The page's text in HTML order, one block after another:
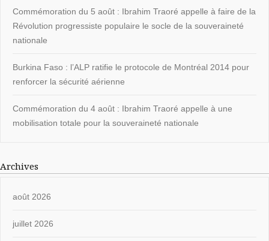
Commémoration du 5 août : Ibrahim Traoré appelle à faire de la
Révolution progressiste populaire le socle de la souveraineté
nationale
Burkina Faso : l’ALP ratifie le protocole de Montréal 2014 pour
renforcer la sécurité aérienne
Commémoration du 4 août : Ibrahim Traoré appelle à une
mobilisation totale pour la souveraineté nationale
Archives
août 2026
juillet 2026